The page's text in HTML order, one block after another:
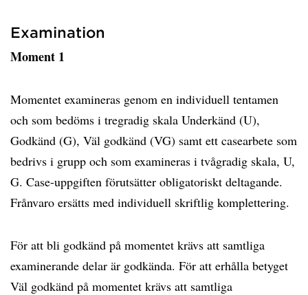
Examination
Moment 1
Momentet examineras genom en individuell tentamen
och som bedöms i tregradig skala Underkänd (U),
Godkänd (G), Väl godkänd (VG) samt ett casearbete som
bedrivs i grupp och som examineras i tvågradig skala, U,
G. Case-uppgiften förutsätter obligatoriskt deltagande.
Frånvaro ersätts med individuell skriftlig komplettering.
För att bli godkänd på momentet krävs att samtliga
examinerande delar är godkända. För att erhålla betyget
Väl godkänd på momentet krävs att samtliga